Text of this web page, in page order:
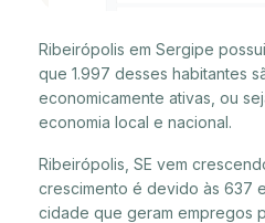
Ribeirópolis em Sergipe
que 1.997 desses habitantes
economicamente ativas, ou
economia local e nacional.
Ribeirópolis, SE vem
crescimento é devido às 637
cidade que geram empregos